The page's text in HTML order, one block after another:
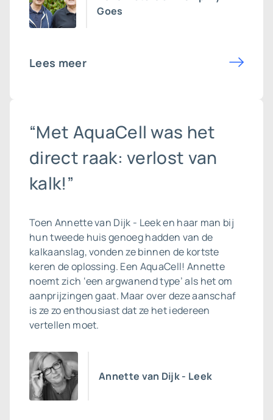
Goes
Lees meer
“Met AquaCell was het
direct raak: verlost van
kalk!”
Toen Annette van Dijk - Leek en haar man bij
hun tweede huis genoeg hadden van de
kalkaanslag, vonden ze binnen de kortste
keren de oplossing. Een AquaCell! Annette
noemt zich ‘een argwanend type’ als het om
aanprijzingen gaat. Maar over deze aanschaf
is ze zo enthousiast dat ze het iedereen
vertellen moet.
Annette van Dijk - Leek